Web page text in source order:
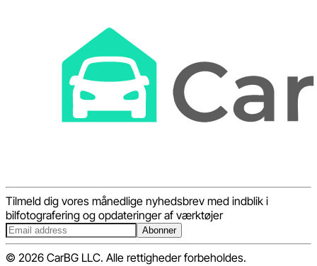
Tilmeld dig vores månedlige nyhedsbrev med indblik i
bilfotografering og opdateringer af værktøjer
Abonner
© 2026 CarBG LLC. Alle rettigheder forbeholdes.